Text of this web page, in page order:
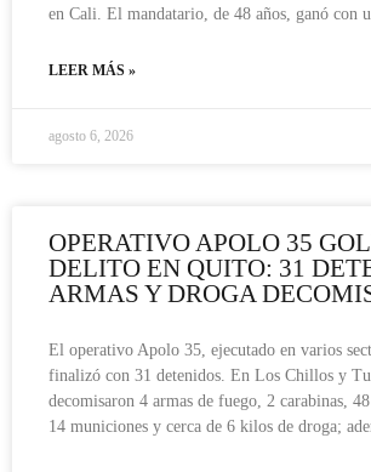
en Cali. El mandatario, de 48 años, ganó con
LEER MÁS »
agosto 6, 2026
OPERATIVO APOLO 35
DELITO EN QUITO: 31
ARMAS Y DROGA
El operativo Apolo 35, ejecutado en varios
finalizó con 31 detenidos. En Los Chillos y
decomisaron 4 armas de fuego, 2 carabinas, 48
14 municiones y cerca de 6 kilos de droga;